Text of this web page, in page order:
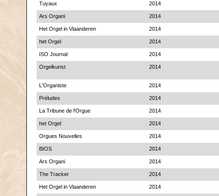
Tuyaux 2014
Ars Organi 2014
Het Orgel in Vlaanderen 2014
het Orgel 2014
ISO Journal 2014
Orgelkunst 2014
L'Organiste 2014
Préludes 2014
La Tribune de l'Orgue 2014
het Orgel 2014
Orgues Nouvelles 2014
BIOS 2014
Ars Organi 2014
The Tracker 2014
Het Orgel in Vlaanderen 2014